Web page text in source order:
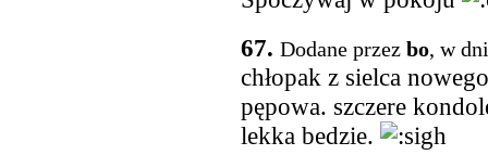
67. Dodane przez bo, w
chłopak z sielca
pępowa. szczere
lekka bedzie.